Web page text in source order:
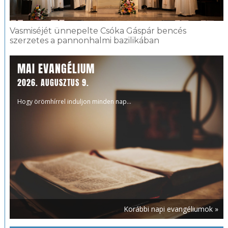
Vasmiséjét ünnepelte Csóka Gáspár bencés
szerzetes a pannonhalmi bazilikában
MAI EVANGÉLIUM
2026. AUGUSZTUS 9.
Hogy örömhírrel induljon minden nap...
Korábbi napi evangéliumok »